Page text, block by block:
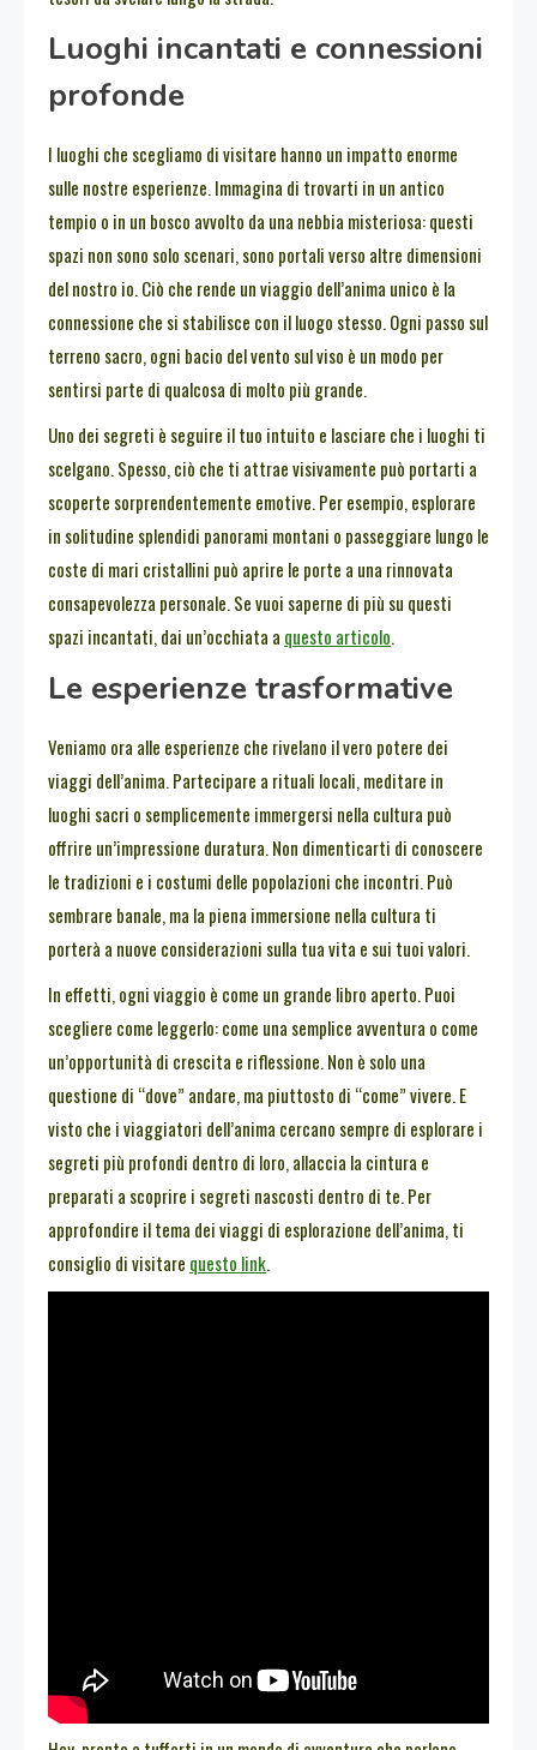
Luoghi incantati e connessioni
profonde
I luoghi che scegliamo di visitare hanno un impatto enorme
sulle nostre esperienze. Immagina di trovarti in un antico
tempio o in un bosco avvolto da una nebbia misteriosa: questi
spazi non sono solo scenari, sono portali verso altre dimensioni
del nostro io. Ciò che rende un viaggio dell’anima unico è la
connessione che si stabilisce con il luogo stesso. Ogni passo sul
terreno sacro, ogni bacio del vento sul viso è un modo per
sentirsi parte di qualcosa di molto più grande.
Uno dei segreti è seguire il tuo intuito e lasciare che i luoghi ti
scelgano. Spesso, ciò che ti attrae visivamente può portarti a
scoperte sorprendentemente emotive. Per esempio, esplorare
in solitudine splendidi panorami montani o passeggiare lungo le
coste di mari cristallini può aprire le porte a una rinnovata
consapevolezza personale. Se vuoi saperne di più su questi
spazi incantati, dai un’occhiata a questo articolo.
Le esperienze trasformative
Veniamo ora alle esperienze che rivelano il vero potere dei
viaggi dell’anima. Partecipare a rituali locali, meditare in
luoghi sacri o semplicemente immergersi nella cultura può
offrire un’impressione duratura. Non dimenticarti di conoscere
le tradizioni e i costumi delle popolazioni che incontri. Può
sembrare banale, ma la piena immersione nella cultura ti
porterà a nuove considerazioni sulla tua vita e sui tuoi valori.
In effetti, ogni viaggio è come un grande libro aperto. Puoi
scegliere come leggerlo: come una semplice avventura o come
un’opportunità di crescita e riflessione. Non è solo una
questione di “dove” andare, ma piuttosto di “come” vivere. E
visto che i viaggiatori dell’anima cercano sempre di esplorare i
segreti più profondi dentro di loro, allaccia la cintura e
preparati a scoprire i segreti nascosti dentro di te. Per
approfondire il tema dei viaggi di esplorazione dell’anima, ti
consiglio di visitare questo link.